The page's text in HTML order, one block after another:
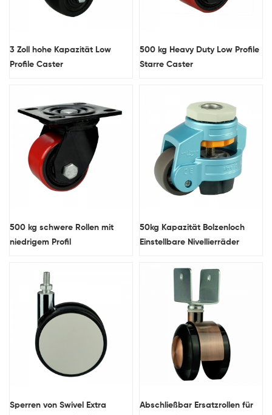
3 Zoll hohe Kapazität Low
Profile Caster
500 kg Heavy Duty Low Profile
Starre Caster
500 kg schwere Rollen mit
niedrigem Profil
50kg Kapazität Bolzenloch
Einstellbare Nivellierräder
Sperren von Swivel Extra
Abschließbar Ersatzrollen für